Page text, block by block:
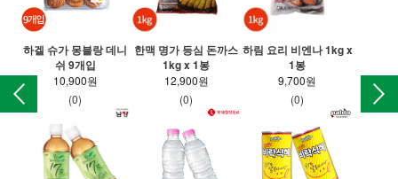
하겔 슈가 몽블랑 데니
쉬 9개입
10,900원
(0)
한맥 명가 등심 돈까스
1kg x 1봉
12,900원
(0)
하림 요리 비엔나 1kg x
1봉
9,700원
(0)